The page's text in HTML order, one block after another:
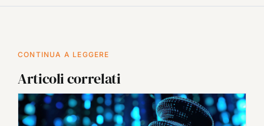
CONTINUA A LEGGERE
Articoli correlati